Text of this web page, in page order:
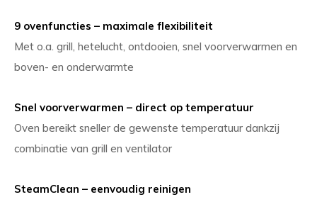
9 ovenfuncties – maximale flexibiliteit
Met o.a. grill, hetelucht, ontdooien, snel voorverwarmen en
boven- en onderwarmte
Snel voorverwarmen – direct op temperatuur
Oven bereikt sneller de gewenste temperatuur dankzij
combinatie van grill en ventilator
SteamClean – eenvoudig reinigen